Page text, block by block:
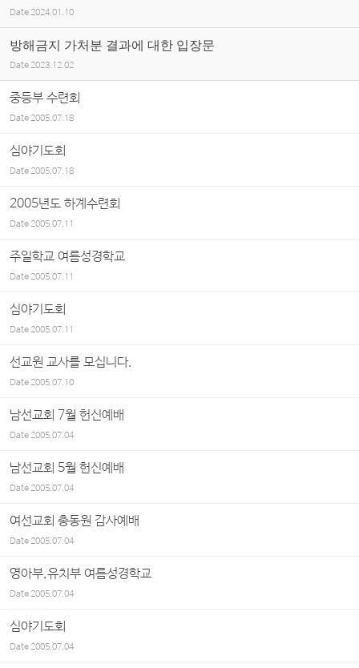
Date 2024.01.10
방해금지 가처분 결과에 대한 입장문
Date 2023.12.02
중등부 수련회
Date2005.07.18
심야기도회
Date2005.07.18
2005년도 하계수련회
Date2005.07.11
주일학교 여름성경학교
Date2005.07.11
심야기도회
Date2005.07.11
선교원 교사를 모십니다.
Date2005.07.10
남선교회 7월 헌신예배
Date2005.07.04
남선교회 5월 헌신예배
Date2005.07.04
여선교회 총동원 감사예배
Date2005.07.04
영아부,유치부 여름성경학교
Date2005.07.04
심야기도회
Date2005.07.04